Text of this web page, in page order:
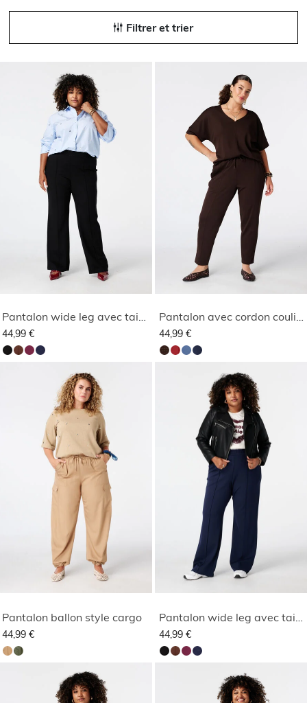
Filtrer et trier
Pantalon wide leg avec taille élastique
44,99 €
Pantalon avec cordon coulissant
44,99 €
Pantalon ballon style cargo
44,99 € 44,99 €